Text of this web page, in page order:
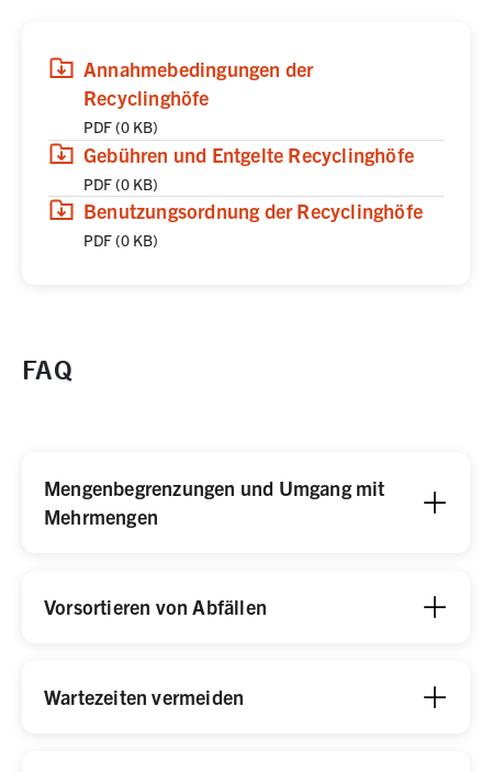
Annahmebedingungen der
Recyclinghöfe
(Download,PDF,0 KB)
(öffnet in neuem Tab)
PDF(0 KB)
Gebühren und Entgelte Recyclinghöfe
(Download,PDF,0 KB)
(öffnet in neuem Tab)
PDF(0 KB)
Benutzungsordnung der Recyclinghöfe
(Download,PDF,0 KB)
(öffnet in neuem Tab)
PDF(0 KB)
FAQ
Mengenbegrenzungen und Umgang mit
Mehrmengen
Vorsortieren von Abfällen
Wartezeiten vermeiden